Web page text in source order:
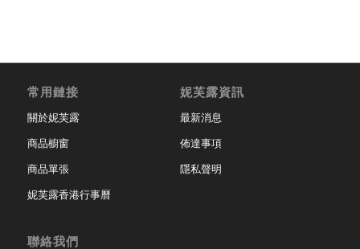
常用鏈接
關於妮芙露
商品櫥窗
商品單張
妮芙露香港行事曆
妮芙露資訊
最新消息
佈達事項
隱私聲明
聯絡我們